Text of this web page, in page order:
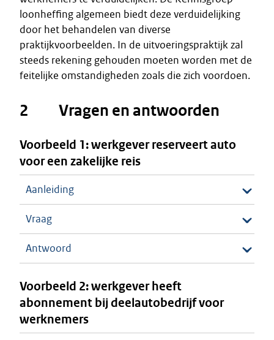
loonheffing algemeen biedt deze verduidelijking
door het behandelen van diverse
praktijkvoorbeelden. In de uitvoeringspraktijk zal
steeds rekening gehouden moeten worden met de
feitelijke omstandigheden zoals die zich voordoen.
2 Vragen en antwoorden
Voorbeeld 1: werkgever reserveert auto
voor een zakelijke reis
Aanleiding
Vraag
Antwoord
Voorbeeld 2: werkgever heeft
abonnement bij deelautobedrijf voor
werknemers